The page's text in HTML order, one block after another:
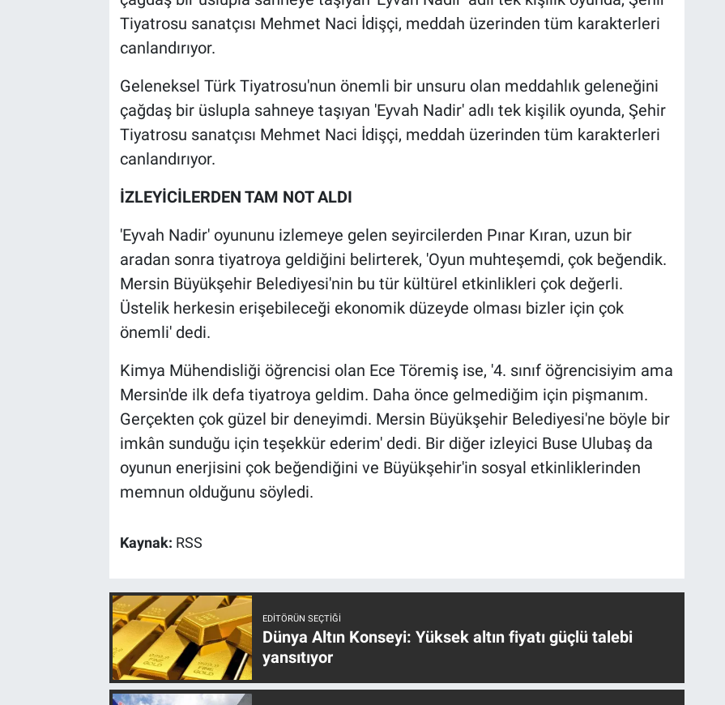
Tiyatrosu sanatçısı Mehmet Naci İdişçi, meddah üzerinden tüm karakterleri
canlandırıyor.
Geleneksel Türk Tiyatrosu'nun önemli bir unsuru olan meddahlık geleneğini
çağdaş bir üslupla sahneye taşıyan 'Eyvah Nadir' adlı tek kişilik oyunda, Şehir
Tiyatrosu sanatçısı Mehmet Naci İdişçi, meddah üzerinden tüm karakterleri
canlandırıyor.
İZLEYİCİLERDEN TAM NOT ALDI
'Eyvah Nadir' oyununu izlemeye gelen seyircilerden Pınar Kıran, uzun bir
aradan sonra tiyatroya geldiğini belirterek, 'Oyun muhteşemdi, çok beğendik.
Mersin Büyükşehir Belediyesi'nin bu tür kültürel etkinlikleri çok değerli.
Üstelik herkesin erişebileceği ekonomik düzeyde olması bizler için çok
önemli' dedi.
Kimya Mühendisliği öğrencisi olan Ece Töremiş ise, '4. sınıf öğrencisiyim ama
Mersin'de ilk defa tiyatroya geldim. Daha önce gelmediğim için pişmanım.
Gerçekten çok güzel bir deneyimdi. Mersin Büyükşehir Belediyesi'ne böyle bir
imkân sunduğu için teşekkür ederim' dedi. Bir diğer izleyici Buse Ulubaş da
oyunun enerjisini çok beğendiğini ve Büyükşehir'in sosyal etkinliklerinden
memnun olduğunu söyledi.
Kaynak: RSS
EDITÖRÜN SEÇTIĞI
Dünya Altın Konseyi: Yüksek altın fiyatı güçlü talebi
yansıtıyor